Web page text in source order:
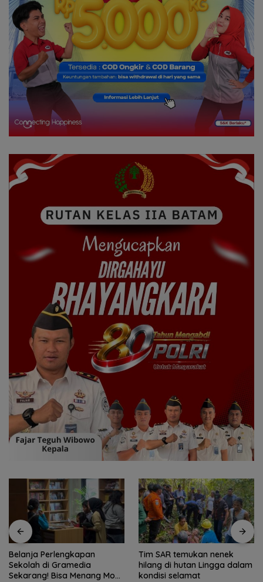
Tim SAR temukan nenek
hilang di hutan Lingga dalam
kondisi selamat
Tim SAR gabungan cari
nenek 68 tahun hilang di
Lingga Kepri